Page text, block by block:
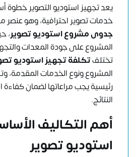
يعد تجهيز استوديو التصوير خطوة
خدمات تصوير احترافية، وهو
جدوى مشروع استوديو تصوير،
المشروع على جودة المعدات
تختلفتكلفة تجهيز استوديو
المشروع ونوع الخدمات المقدمة،
رئيسية يجب مراعاتها لضمان
النتائج.
أهم التكاليف
استوديو تصوير